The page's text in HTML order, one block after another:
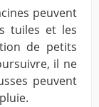
peuvent
tuiles et les
de petits
il ne
peuvent